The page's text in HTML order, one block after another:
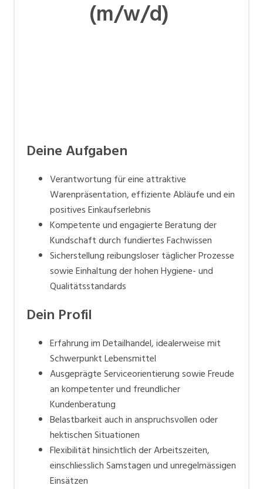
(m/w/d)
Deine Aufgaben
Verantwortung für eine attraktive
Warenpräsentation, effiziente Abläufe und ein
positives Einkaufserlebnis
Kompetente und engagierte Beratung der
Kundschaft durch fundiertes Fachwissen
Sicherstellung reibungsloser täglicher Prozesse
sowie Einhaltung der hohen Hygiene- und
Qualitätsstandards
Dein Profil
Erfahrung im Detailhandel, idealerweise mit
Schwerpunkt Lebensmittel
Ausgeprägte Serviceorientierung sowie Freude
an kompetenter und freundlicher
Kundenberatung
Belastbarkeit auch in anspruchsvollen oder
hektischen Situationen
Flexibilität hinsichtlich der Arbeitszeiten,
einschliesslich Samstagen und unregelmässigen
Einsätzen